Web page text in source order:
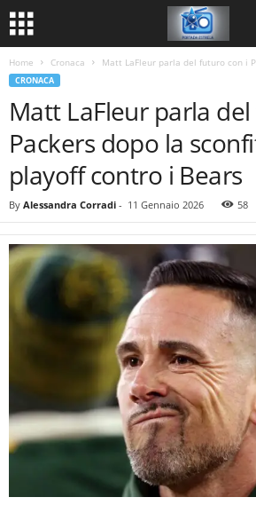
Home Cronaca Matt LaFleur parla del futuro con i
CRONACA
Matt LaFleur parla
Packers dopo la
playoff contro i Bears
By Alessandra Corradi - 11 Gennaio 2026 58